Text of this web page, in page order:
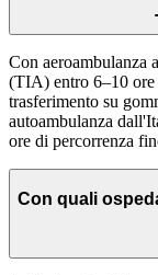
Con aeroambulanza
(TIA) entro 6–10
trasferimento su
autoambulanza
ore di percorrenza
Con quali